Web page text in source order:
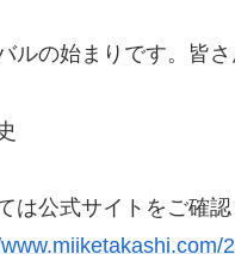
ルの始まりです。皆
は公式サイトをご確認